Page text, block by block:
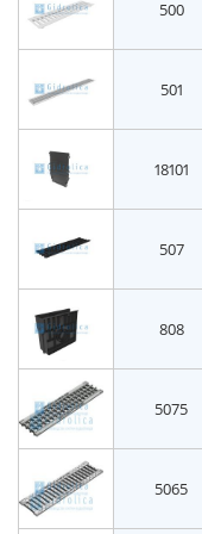
500
501
18101
507
808
5075
5065